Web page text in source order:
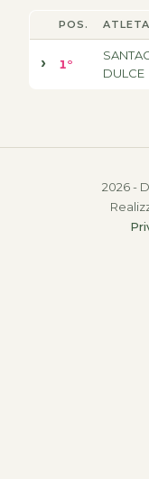
POS. ATLETA
1°
DULCE
2026 -